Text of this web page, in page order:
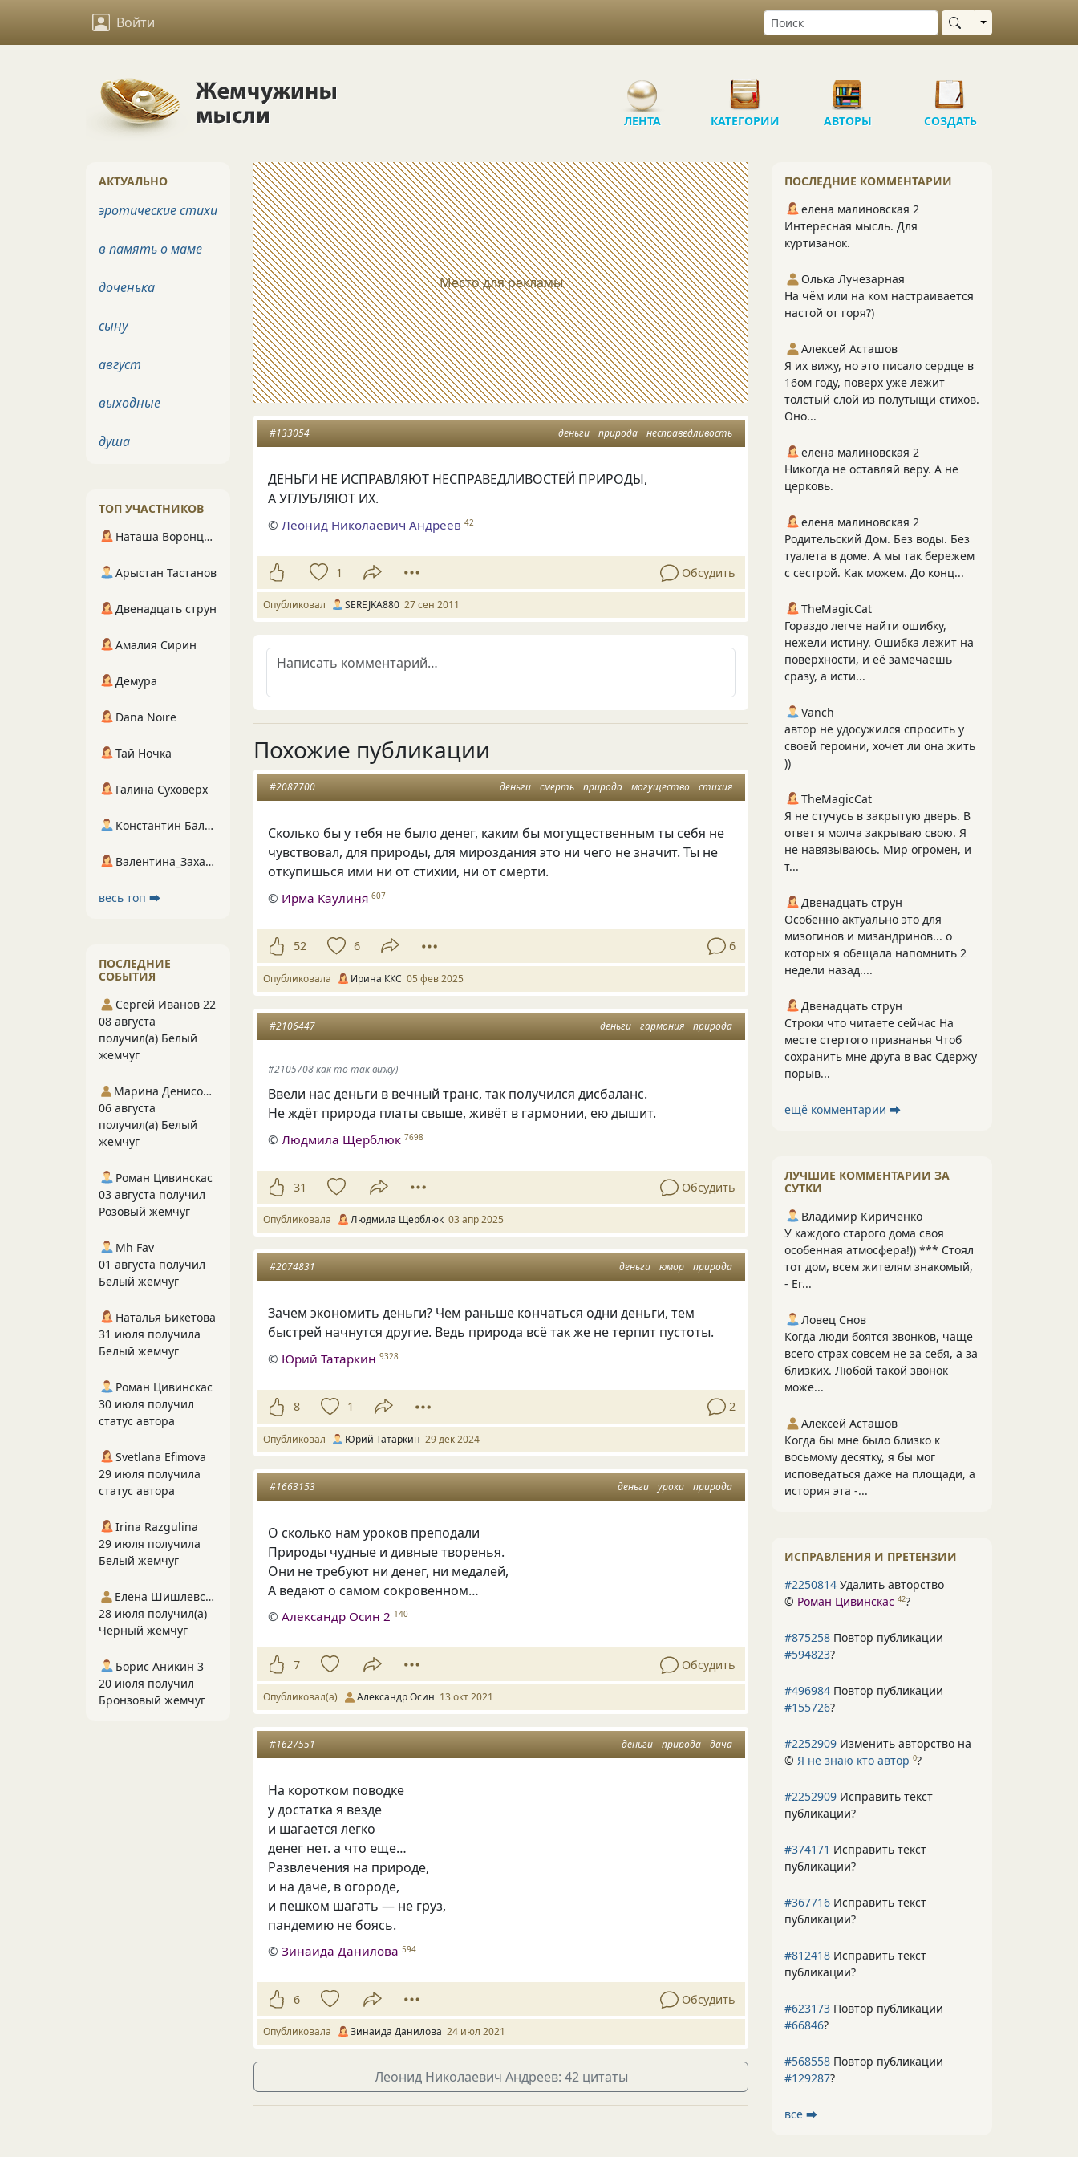
Войти Выбрать область
ЛЕНТА КАТЕГОРИИ АВТОРЫ СОЗДАТЬ
Место для рекламы
деньги природа несправедливость
#133054
ДЕНЬГИ НЕ ИСПРАВЛЯЮТ НЕСПРАВЕДЛИВОСТЕЙ ПРИРОДЫ,
А УГЛУБЛЯЮТ ИХ.
©Леонид Николаевич Андреев 42
1 Обсудить
Опубликовал SEREJKA880 27 сен 2011
Похожие публикации
деньги смерть природа могущество стихия
#2087700
Сколько бы у тебя не было денег, каким бы могущественным ты себя не
чувствовал, для природы, для мироздания это ни чего не значит. Ты не
откупишься ими ни от стихии, ни от смерти.
© Ирма Каулиня 607
52 6 6
Опубликовала Ирина ККС 05 фев 2025
деньги гармония природа
#2106447
#2105708 как то так вижу)
Ввели нас деньги в вечный транс, так получился дисбаланс.
Не ждёт природа платы свыше, живёт в гармонии, ею дышит.
©Людмила Щерблюк 7698
31 Обсудить
Опубликовала Людмила Щерблюк 03 апр 2025
деньги юмор природа
#2074831
Зачем экономить деньги? Чем раньше кончаться одни деньги, тем
быстрей начнутся другие. Ведь природа всё так же не терпит пустоты.
© Юрий Татаркин 9328
8 1 2
Опубликовал Юрий Татаркин 29 дек 2024
деньги уроки природа
#1663153
О сколько нам уроков преподали
Природы чудные и дивные творенья.
Они не требуют ни денег, ни медалей,
А ведают о самом сокровенном…
©Александр Осин 2 140
7 Обсудить
Опубликовал(а) Александр Осин 13 окт 2021
деньги природа дача
#1627551
На коротком поводке
у достатка я везде
и шагается легко
денег нет. а что еще…
Развлечения на природе,
и на даче, в огороде,
и пешком шагать — не груз,
пандемию не боясь.
©Зинаида Данилова 594
6 Обсудить
Опубликовала Зинаида Данилова 24 июл 2021
Леонид Николаевич Андреев: 42 цитаты
ПОСЛЕДНИЕ КОММЕНТАРИИ
елена малиновская 2
Интересная мысль. Для
куртизанок.
Олька Лучезарная
На чём или на ком настраивается
настой от горя?)
Алексей Асташов
Я их вижу, но это писало сердце в
16ом году, поверх уже лежит
толстый слой из полутыщи стихов.
Оно...
елена малиновская 2
Никогда не оставляй веру. А не
церковь.
елена малиновская 2
Родительский Дом. Без воды. Без
туалета в доме. А мы так бережем
с сестрой. Как можем. До конц...
TheMagicCat
Гораздо легче найти ошибку,
нежели истину. Ошибка лежит на
поверхности, и её замечаешь
сразу, а исти...
Vanch
автор не удосужился спросить у
своей героини, хочет ли она жить
))
TheMagicCat
Я не стучусь в закрытую дверь. В
ответ я молча закрываю свою. Я
не навязываюсь. Мир огромен, и
т...
Двенадцать струн
Особенно актуально это для
мизогинов и мизандринов... о
которых я обещала напомнить 2
недели назад....
Двенадцать струн
Строки что читаете сейчас На
месте стертого признанья Чтоб
сохранить мне друга в вас Сдержу
порыв...
ещё комментарии ⮕
ЛУЧШИЕ КОММЕНТАРИИ ЗА
СУТКИ
Владимир Кириченко
У каждого старого дома своя
особенная атмосфера!)) *** Стоял
тот дом, всем жителям знакомый,
- Ег...
Ловец Снов
Когда люди боятся звонков, чаще
всего страх совсем не за себя, а за
близких. Любой такой звонок
може...
Алексей Асташов
Когда бы мне было близко к
восьмому десятку, я бы мог
исповедаться даже на площади, а
история эта -...
ИСПРАВЛЕНИЯ И ПРЕТЕНЗИИ
#2250814 Удалить авторство
© Роман Цивинскас 42?
#875258 Повтор публикации
#594823?
#496984 Повтор публикации
#155726?
#2252909 Изменить авторство на
© Я не знаю кто автор 0?
#2252909 Исправить текст
публикации?
#374171 Исправить текст
публикации?
#367716 Исправить текст
публикации?
#812418 Исправить текст
публикации?
#623173 Повтор публикации
#66846?
#568558 Повтор публикации
#129287?
все ⮕
АКТУАЛЬНО
эротические стихи
в память о маме
доченька
сыну
август
выходные
душа
ТОП УЧАСТНИКОВ
Наташа Воронцова
Арыстан Тастанов
Двенадцать струн
Амалия Сирин
Демура
Dana Noire
Тай Ночка
Галина Суховерх
Константин Балухта
Валентина_Захарова
весь топ ⮕
ПОСЛЕДНИЕ
СОБЫТИЯ
Сергей Иванов 22
08 августа
получил(а) Белый
жемчуг
Марина Денисова 5
06 августа
получил(а) Белый
жемчуг
Роман Цивинскас
03 августа получил
Розовый жемчуг
Mh Fav
01 августа получил
Белый жемчуг
Наталья Бикетова
31 июля получила
Белый жемчуг
Роман Цивинскас
30 июля получил
статус автора
Svetlana Efimova
29 июля получила
статус автора
Irina Razgulina
29 июля получила
Белый жемчуг
Елена Шишлевская
28 июля получил(а)
Черный жемчуг
Борис Аникин 3
20 июля получил
Бронзовый жемчуг